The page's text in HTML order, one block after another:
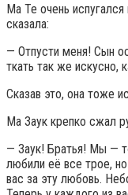
Ма Те очень
сказала:
— Отпусти меня! Сын
ткать так же искусно,
Сказав это, она тоже
Ма Заук крепко сжал
— Заук! Братья! Мы —
любили её все трое,
вас за эту любовь.